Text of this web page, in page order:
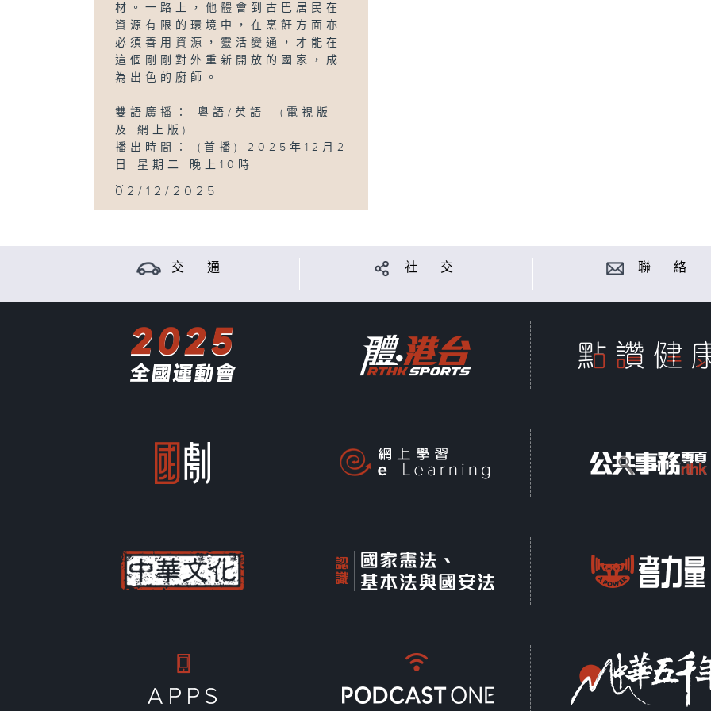
材。一路上，他體會到古巴居民在
資源有限的環境中，在烹飪方面亦
必須善用資源，靈活變通，才能在
這個剛剛對外重新開放的國家，成
為出色的廚師。
雙語廣播： 粵語/英語 (電視版
及 網上版)
播出時間： (首播) 2025年12月2
日 星期二 晚上10時
...
02/12/2025
交 通 社 交 聯 絡